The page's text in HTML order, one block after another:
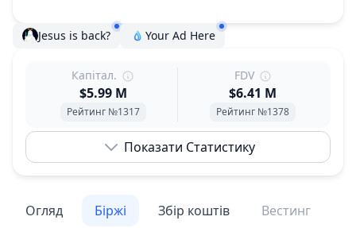
Jesus is back? Your Ad Here
Капітал.
$5.99 M
Рейтинг №1317
FDV
$6.41 M
Рейтинг №1378
Показати Статистику
Огляд Біржі Збір коштів Вестинг